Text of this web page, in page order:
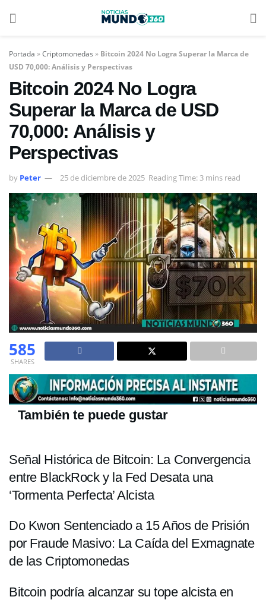
Portada »Criptomonedas » Bitcoin 2024 No Logra Superar la Marca de
USD 70,000: Análisis y Perspectivas
Bitcoin 2024 No Logra
Superar la Marca de USD
70,000: Análisis y
Perspectivas
by Peter 25 de diciembre de 2025 Reading Time: 3 mins read
585
SHARES
También te puede gustar
Señal Histórica de Bitcoin: La Convergencia
entre BlackRock y la Fed Desata una
‘Tormenta Perfecta’ Alcista
Do Kwon Sentenciado a 15 Años de Prisión
por Fraude Masivo: La Caída del Exmagnate
de las Criptomonedas
Bitcoin podría alcanzar su tope alcista en